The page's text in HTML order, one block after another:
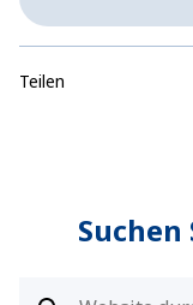
Teilen
Suchen